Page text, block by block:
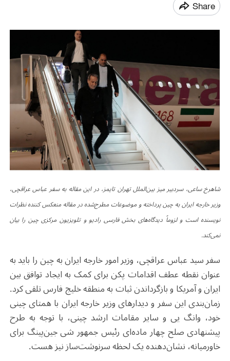
Share
شاهرخ ساعی، سردبیر میز بین‌الملل تهران تایمز، در این مقاله به سفر عباس عراقچی،
وزیر خارجه ایران به چین پرداخته و موضوعات مطرح‌شده در مقاله منعکس کننده نظرات
نویسنده است و لزوماً دیدگاه‌های بخش فارسی رادیو و تلویزیون مرکزی چین را بیان
نمی‌کند.
سفر سید عباس عراقچی، وزیر امور خارجه ایران به چین را باید به
عنوان نقطه عطف اقدامات پکن برای کمک به ایجاد توافق بین
ایران و آمریکا و بازگرداندن ثبات به منطقه خلیج فارس تلقی کرد.
زمان‌بندی این سفر و دیدارهای وزیر خارجه ایران با همتای چینی
خود، وانگ یی و سایر مقامات ارشد چینی، با توجه به طرح
پیشنهادی صلح چهار ماده‌ای رئیس جمهور شی جین‌پینگ برای
خاورمیانه، نشان‌دهنده یک لحظه‌ سرنوشت‌ساز نیز هست.